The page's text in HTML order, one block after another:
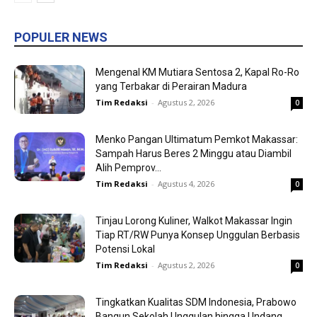
POPULER NEWS
Mengenal KM Mutiara Sentosa 2, Kapal Ro-Ro
yang Terbakar di Perairan Madura
Tim Redaksi - Agustus 2, 2026 0
Menko Pangan Ultimatum Pemkot Makassar:
Sampah Harus Beres 2 Minggu atau Diambil
Alih Pemprov...
Tim Redaksi - Agustus 4, 2026 0
Tinjau Lorong Kuliner, Walkot Makassar Ingin
Tiap RT/RW Punya Konsep Unggulan Berbasis
Potensi Lokal
Tim Redaksi - Agustus 2, 2026 0
Tingkatkan Kualitas SDM Indonesia, Prabowo